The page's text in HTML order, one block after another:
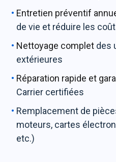
Entretien préventif
de vie et réduire les
Nettoyage complet des
extérieures
Réparation rapide et
Carrier certifiées
Remplacement de
moteurs, cartes
etc.)